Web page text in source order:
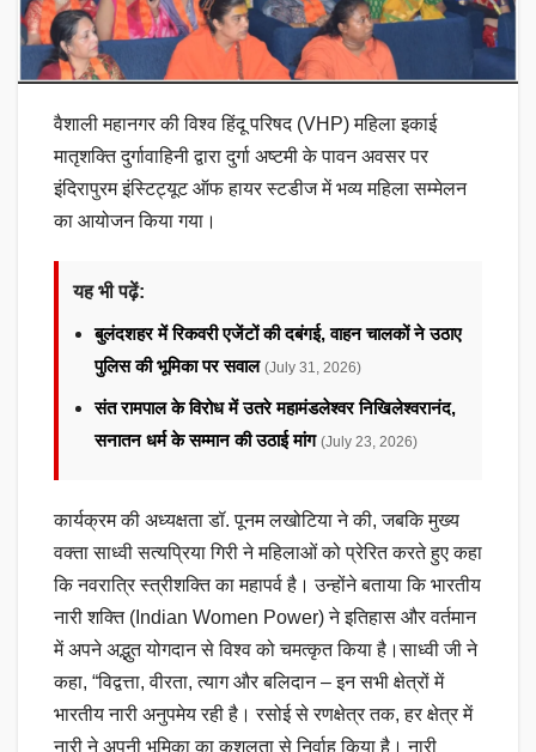
वैशाली महानगर की विश्व हिंदू परिषद (VHP) महिला इकाई
मातृशक्ति दुर्गावाहिनी द्वारा दुर्गा अष्टमी के पावन अवसर पर
इंदिरापुरम इंस्टिट्यूट ऑफ हायर स्टडीज में भव्य महिला सम्मेलन
का आयोजन किया गया।
यह भी पढ़ें:
बुलंदशहर में रिकवरी एजेंटों की दबंगई, वाहन चालकों ने उठाए
पुलिस की भूमिका पर सवाल (July 31, 2026)
संत रामपाल के विरोध में उतरे महामंडलेश्वर निखिलेश्वरानंद,
सनातन धर्म के सम्मान की उठाई मांग (July 23, 2026)
कार्यक्रम की अध्यक्षता डॉ. पूनम लखोटिया ने की, जबकि मुख्य
वक्ता साध्वी सत्यप्रिया गिरी ने महिलाओं को प्रेरित करते हुए कहा
कि नवरात्रि स्त्रीशक्ति का महापर्व है। उन्होंने बताया कि भारतीय
नारी शक्ति (Indian Women Power) ने इतिहास और वर्तमान
में अपने अद्भुत योगदान से विश्व को चमत्कृत किया है।साध्वी जी ने
कहा, “विद्वत्ता, वीरता, त्याग और बलिदान – इन सभी क्षेत्रों में
भारतीय नारी अनुपमेय रही है। रसोई से रणक्षेत्र तक, हर क्षेत्र में
नारी ने अपनी भूमिका का कुशलता से निर्वाह किया है। नारी